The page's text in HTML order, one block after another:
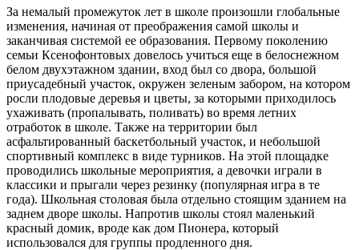
За немалый промежуток лет в школе произошли глобальные
изменения, начиная от преображения самой школы и
заканчивая системой ее образования. Первому поколению
семьи Ксенофонтовых довелось учиться еще в белоснежном
белом двухэтажном здании, вход был со двора, большой
приусадебный участок, окружен зеленым забором, на котором
росли плодовые деревья и цветы, за которыми приходилось
ухаживать (пропалывать, поливать) во время летних
отработок в школе. Также на территории был
асфальтированный баскетбольный участок, и небольшой
спортивный комплекс в виде турников. На этой площадке
проводились школьные мероприятия, а девочки играли в
классики и прыгали через резинку (популярная игра в те
года). Школьная столовая была отдельно стоящим зданием на
заднем дворе школы. Напротив школы стоял маленький
красный домик, вроде как дом Пионера, который
использовался для группы продленного дня.